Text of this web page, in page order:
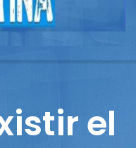
el